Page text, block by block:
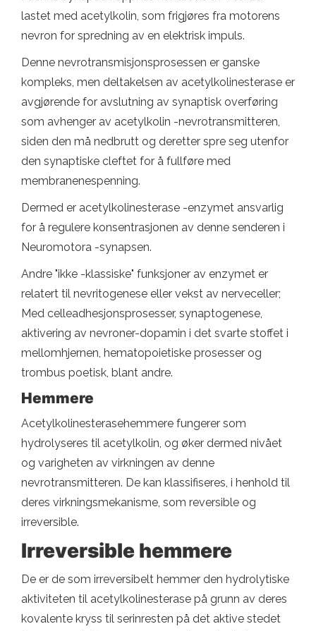
lastet med acetylkolin, som frigjøres fra motorens
nevron for spredning av en elektrisk impuls.
Denne nevrotransmisjonsprosessen er ganske
kompleks, men deltakelsen av acetylkolinesterase er
avgjørende for avslutning av synaptisk overføring
som avhenger av acetylkolin -nevrotransmitteren,
siden den må nedbrutt og deretter spre seg utenfor
den synaptiske cleftet for å fullføre med
membranenespenning.
Dermed er acetylkolinesterase -enzymet ansvarlig
for å regulere konsentrasjonen av denne senderen i
Neuromotora -synapsen.
Andre "ikke -klassiske" funksjoner av enzymet er
relatert til nevritogenese eller vekst av nerveceller;
Med celleadhesjonsprosesser, synaptogenese,
aktivering av nevroner-dopamin i det svarte stoffet i
mellomhjernen, hematopoietiske prosesser og
trombus poetisk, blant andre.
Hemmere
Acetylkolinesterasehemmere fungerer som
hydrolyseres til acetylkolin, og øker dermed nivået
og varigheten av virkningen av denne
nevrotransmitteren. De kan klassifiseres, i henhold til
deres virkningsmekanisme, som reversible og
irreversible.
Irreversible hemmere
De er de som irreversibelt hemmer den hydrolytiske
aktiviteten til acetylkolinesterase på grunn av deres
kovalente kryss til serinresten på det aktive stedet